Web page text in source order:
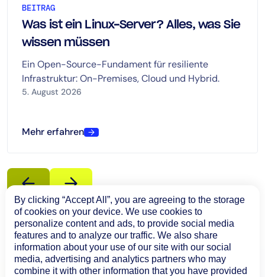
BEITRAG
Was ist ein Linux-Server? Alles, was Sie
wissen müssen
Ein Open-Source-Fundament für resiliente
Infrastruktur: On-Premises, Cloud und Hybrid.
5. August 2026
Mehr erfahren
By clicking “Accept All”, you are agreeing to the storage
of cookies on your device. We use cookies to
personalize content and ads, to provide social media
features and to analyze our traffic. We also share
information about your use of our site with our social
media, advertising and analytics partners who may
combine it with other information that you have provided